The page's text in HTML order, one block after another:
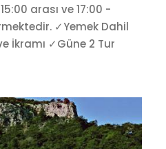
arası ve 17:00 -
✓Yemek Dahil
İkramı ✓Güne 2 Tur